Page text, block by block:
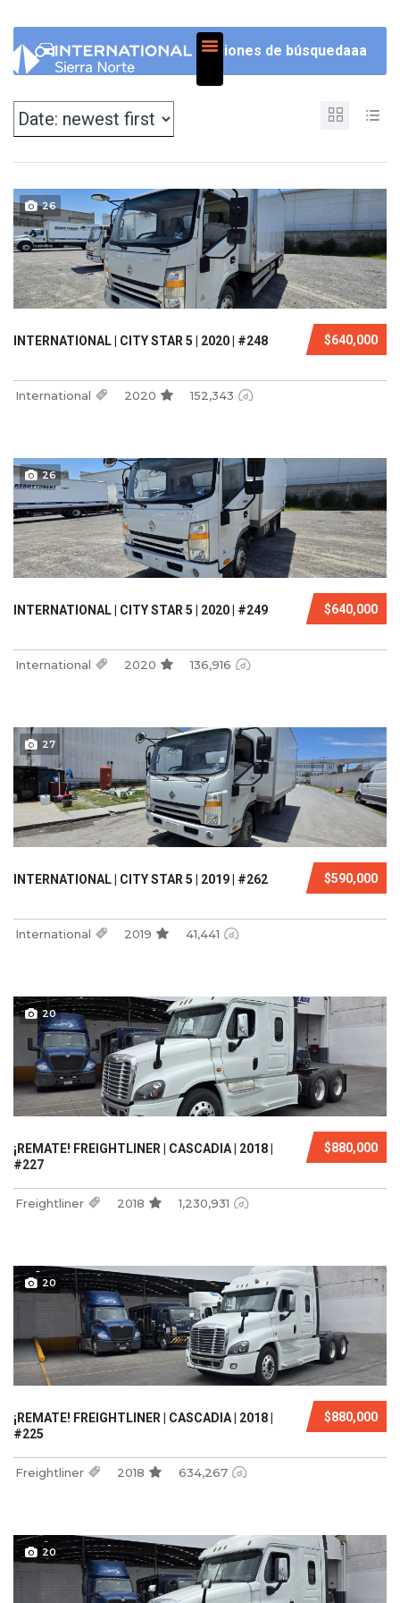
Opciones de búsquedaaa
26
$640,000
INTERNATIONAL | CITY STAR 5 | 2020 | #248
International 2020 152,343
26
$640,000
INTERNATIONAL | CITY STAR 5 | 2020 | #249
International 2020 136,916
27
$590,000
INTERNATIONAL | CITY STAR 5 | 2019 | #262
International 2019 41,441
20
$880,000
¡REMATE! FREIGHTLINER | CASCADIA | 2018 |
#227
Freightliner 2018 1,230,931
20
$880,000
¡REMATE! FREIGHTLINER | CASCADIA | 2018 |
#225
Freightliner 2018 634,267
20